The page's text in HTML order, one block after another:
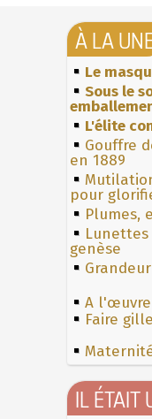
À LA
Le
Sous le
L'élite
Gouffre
en 1889
pour
Plumes,
genèse
A
Faire gille
IL ÉTAIT